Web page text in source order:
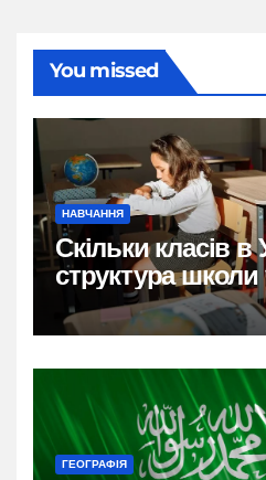
You missed
НАВЧАННЯ
Скільки класів в
структура школи
ГЕОГРАФІЯ